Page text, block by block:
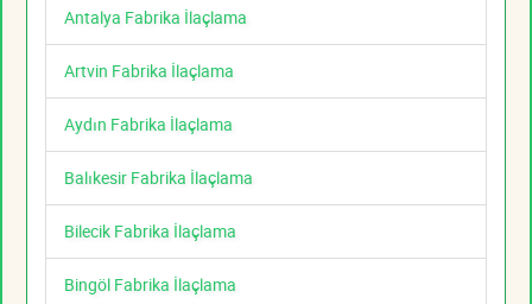
Antalya Fabrika İlaçlama
Artvin Fabrika İlaçlama
Aydın Fabrika İlaçlama
Balıkesir Fabrika İlaçlama
Bilecik Fabrika İlaçlama
Bingöl Fabrika İlaçlama